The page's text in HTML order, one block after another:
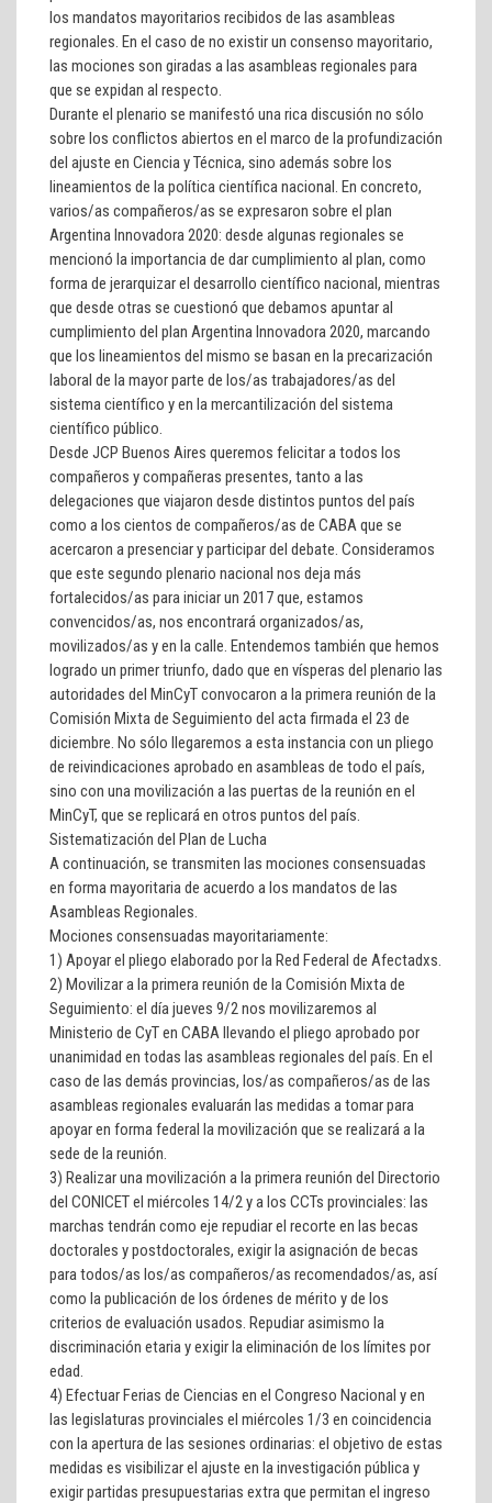
los mandatos mayoritarios recibidos de las asambleas
regionales. En el caso de no existir un consenso mayoritario,
las mociones son giradas a las asambleas regionales para
que se expidan al respecto.
Durante el plenario se manifestó una rica discusión no sólo
sobre los conflictos abiertos en el marco de la profundización
del ajuste en Ciencia y Técnica, sino además sobre los
lineamientos de la política científica nacional. En concreto,
varios/as compañeros/as se expresaron sobre el plan
Argentina Innovadora 2020: desde algunas regionales se
mencionó la importancia de dar cumplimiento al plan, como
forma de jerarquizar el desarrollo científico nacional, mientras
que desde otras se cuestionó que debamos apuntar al
cumplimiento del plan Argentina Innovadora 2020, marcando
que los lineamientos del mismo se basan en la precarización
laboral de la mayor parte de los/as trabajadores/as del
sistema científico y en la mercantilización del sistema
científico público.
Desde JCP Buenos Aires queremos felicitar a todos los
compañeros y compañeras presentes, tanto a las
delegaciones que viajaron desde distintos puntos del país
como a los cientos de compañeros/as de CABA que se
acercaron a presenciar y participar del debate. Consideramos
que este segundo plenario nacional nos deja más
fortalecidos/as para iniciar un 2017 que, estamos
convencidos/as, nos encontrará organizados/as,
movilizados/as y en la calle. Entendemos también que hemos
logrado un primer triunfo, dado que en vísperas del plenario las
autoridades del MinCyT convocaron a la primera reunión de la
Comisión Mixta de Seguimiento del acta firmada el 23 de
diciembre. No sólo llegaremos a esta instancia con un pliego
de reivindicaciones aprobado en asambleas de todo el país,
sino con una movilización a las puertas de la reunión en el
MinCyT, que se replicará en otros puntos del país.
Sistematización del Plan de Lucha
A continuación, se transmiten las mociones consensuadas
en forma mayoritaria de acuerdo a los mandatos de las
Asambleas Regionales.
Mociones consensuadas mayoritariamente:
1) Apoyar el pliego elaborado por la Red Federal de Afectadxs.
2) Movilizar a la primera reunión de la Comisión Mixta de
Seguimiento: el día jueves 9/2 nos movilizaremos al
Ministerio de CyT en CABA llevando el pliego aprobado por
unanimidad en todas las asambleas regionales del país. En el
caso de las demás provincias, los/as compañeros/as de las
asambleas regionales evaluarán las medidas a tomar para
apoyar en forma federal la movilización que se realizará a la
sede de la reunión.
3) Realizar una movilización a la primera reunión del Directorio
del CONICET el miércoles 14/2 y a los CCTs provinciales: las
marchas tendrán como eje repudiar el recorte en las becas
doctorales y postdoctorales, exigir la asignación de becas
para todos/as los/as compañeros/as recomendados/as, así
como la publicación de los órdenes de mérito y de los
criterios de evaluación usados. Repudiar asimismo la
discriminación etaria y exigir la eliminación de los límites por
edad.
4) Efectuar Ferias de Ciencias en el Congreso Nacional y en
las legislaturas provinciales el miércoles 1/3 en coincidencia
con la apertura de las sesiones ordinarias: el objetivo de estas
medidas es visibilizar el ajuste en la investigación pública y
exigir partidas presupuestarias extra que permitan el ingreso